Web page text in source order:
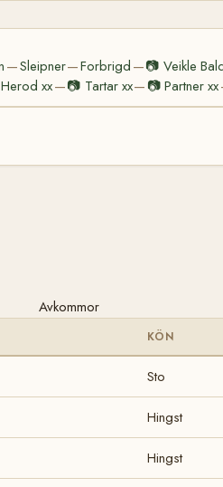
—Sleipner—Forbrigd —📷 Veikle
Herod xx—📷 Tartar xx— 📷Partner xx
Avkommor
KÖN
Sto
Hingst
Hingst